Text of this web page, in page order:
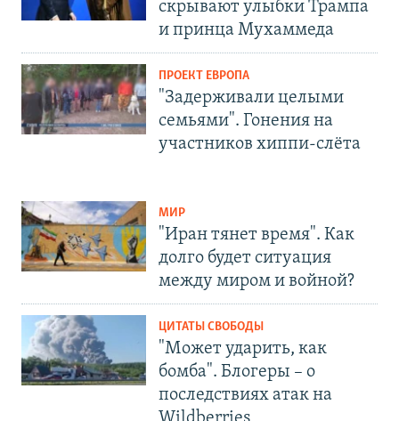
скрывают улыбки Трампа
и принца Мухаммеда
ПРОЕКТ ЕВРОПА
"Задерживали целыми
семьями". Гонения на
участников хиппи-слёта
МИР
"Иран тянет время". Как
долго будет ситуация
между миром и войной?
ЦИТАТЫ СВОБОДЫ
"Может ударить, как
бомба". Блогеры – о
последствиях атак на